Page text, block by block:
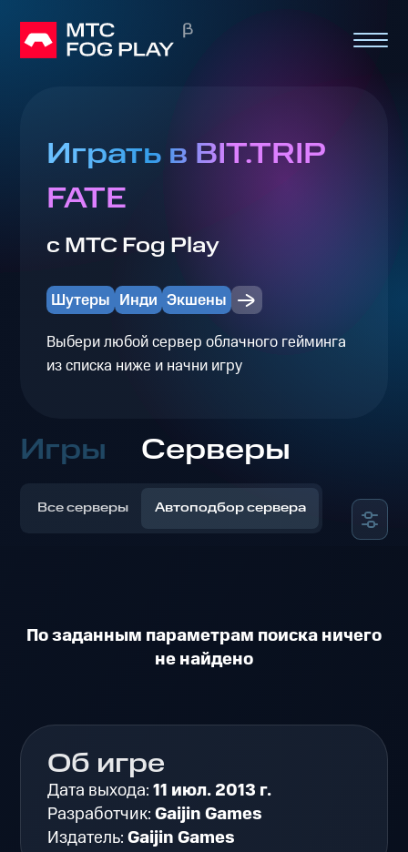
Играть в BIT.TRIP
FATE
с МТС Fog Play
Шутеры Инди Экшены
Выбери любой сервер облачного гейминга
из списка ниже и начни игру
Игры Серверы
Все серверы Автоподбор сервера
По заданным параметрам поиска ничего
не найдено
Об игре
Дата выхода:11 июл. 2013 г.
Разработчик:Gaijin Games
Издатель:Gaijin Games